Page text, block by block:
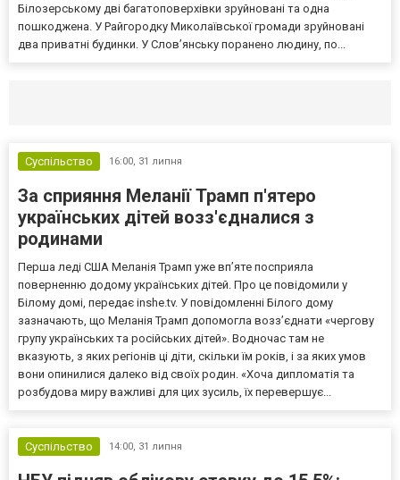
Білозерському дві багатоповерхівки зруйновані та одна
пошкоджена. У Райгородку Миколаївської громади зруйновані
два приватні будинки. У Слов’янську поранено людину, по...
Суспільство 16:00, 31 липня
За сприяння Меланії Трамп п'ятеро
українських дітей возз'єдналися з
родинами
Перша леді США Меланія Трамп уже впʼяте посприяла
поверненню додому українських дітей. Про це повідомили у
Білому домі, передає inshe.tv. У повідомленні Білого дому
зазначають, що Меланія Трамп допомогла возз’єднати «чергову
групу українських та російських дітей». Водночас там не
вказують, з яких регіонів ці діти, скільки їм років, і за яких умов
вони опинилися далеко від своїх родин. «Хоча дипломатія та
розбудова миру важливі для цих зусиль, їх перевершує...
Суспільство 14:00, 31 липня